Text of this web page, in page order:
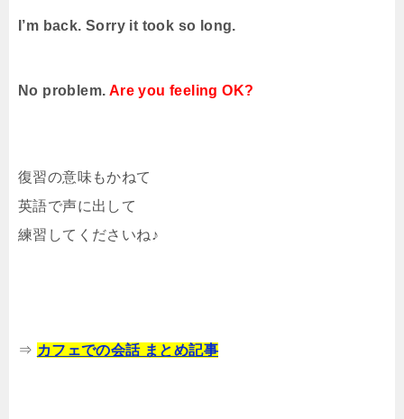
I’m back. Sorry it took so long.
No problem. Are you feeling OK?
復習の意味もかねて
英語で声に出して
練習してくださいね♪
⇒ カフェでの会話 まとめ記事